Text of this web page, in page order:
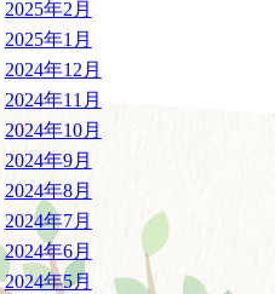
2025年2月
2025年1月
2024年12月
2024年11月
2024年10月
2024年9月
2024年8月
2024年7月
2024年6月
2024年5月